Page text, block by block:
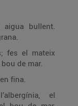
bullent.
fes el mateix
de mar.
fina.
el